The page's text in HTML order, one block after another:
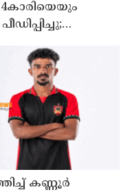
14കാരിയെയും
കണ്ണൂർ